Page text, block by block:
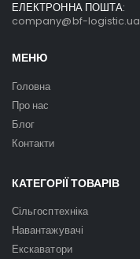
ЕЛЕКТРОННА ПОШТА:
company@bf-logistic.ua
МЕНЮ
Головна
Про нас
Блог
Контакти
КАТЕГОРІЇ ТОВАРІВ
Сільгосптехніка
Навантажувачі
Екскаватори